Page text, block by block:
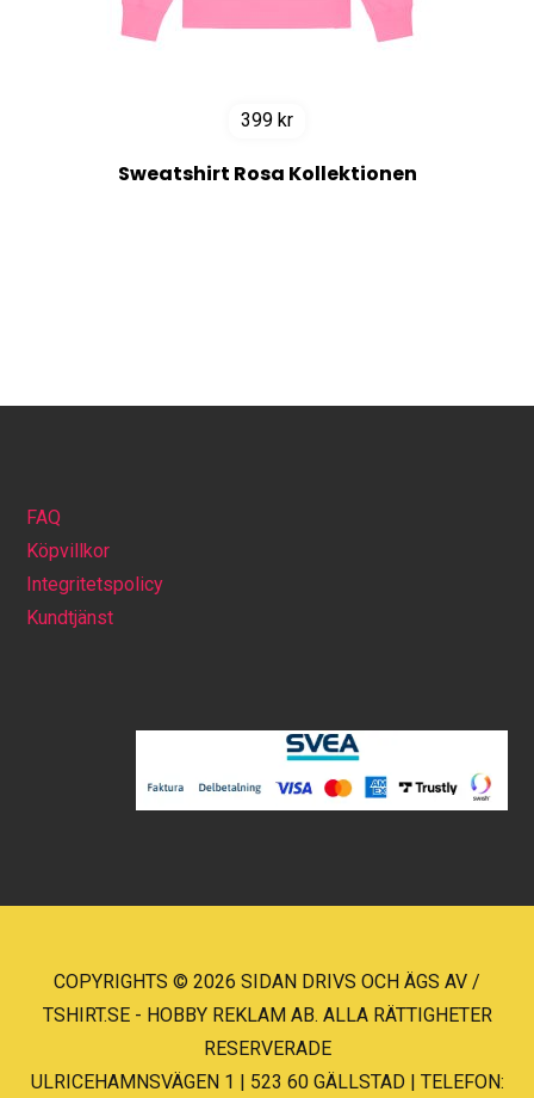
399 kr
Sweatshirt Rosa Kollektionen
FAQ
Köpvillkor
Integritetspolicy
Kundtjänst
COPYRIGHTS © 2026 SIDAN DRIVS OCH ÄGS AV /
TSHIRT.SE - HOBBY REKLAM AB. ALLA RÄTTIGHETER
RESERVERADE
ULRICEHAMNSVÄGEN 1 | 523 60 GÄLLSTAD | TELEFON: